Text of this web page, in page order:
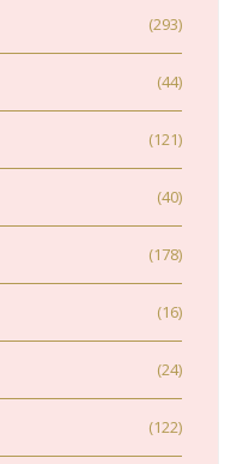
(293)
(44)
(121)
(40)
(178)
(16)
(24)
(122)